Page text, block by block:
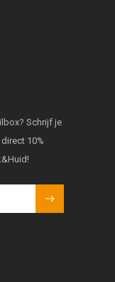
Schrijf je
10%